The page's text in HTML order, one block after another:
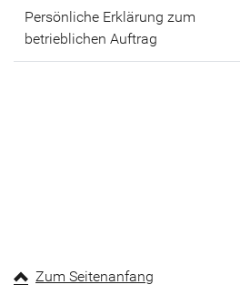
Persönliche Erklärung zum
betrieblichen Auftrag
Zum Seitenanfang